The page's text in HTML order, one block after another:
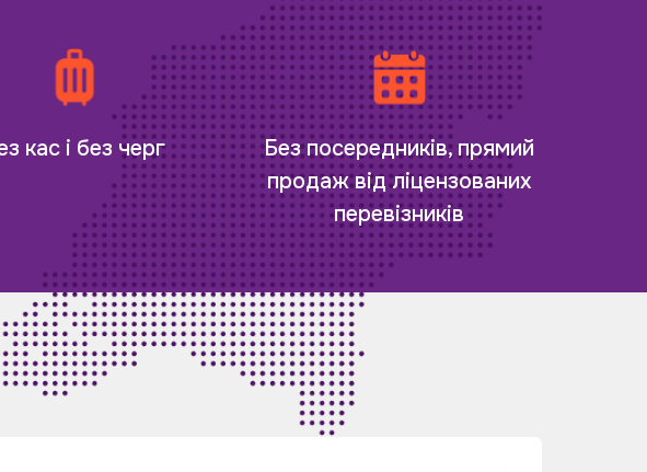
кас і без черг
Без посередників, прямий
продаж від ліцензованих
перевізників